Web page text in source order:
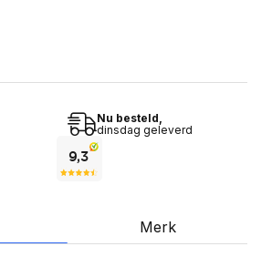
Nu besteld,
dinsdag geleverd
Merk